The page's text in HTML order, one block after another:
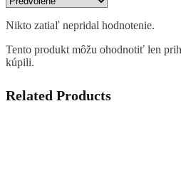
Nikto zatiaľ nepridal hodnotenie.
Tento produkt môžu ohodnotiť len
kúpili.
Related Products